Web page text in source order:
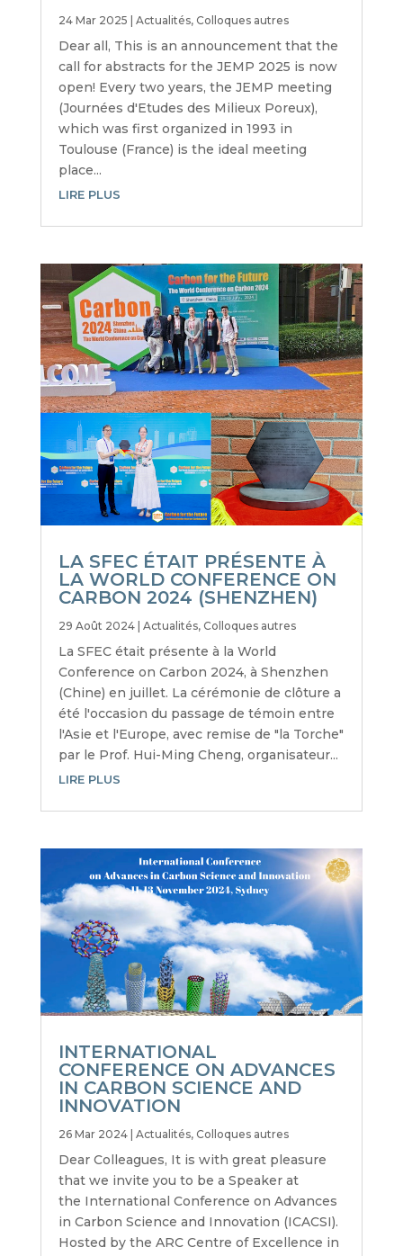
24 Mar 2025 Actualités, Colloques autres
Dear all, This is an announcement that the
call for abstracts for the JEMP 2025 is now
open! Every two years, the JEMP meeting
(Journées d'Etudes des Milieux Poreux),
which was first organized in 1993 in
Toulouse (France) is the ideal meeting
place...
LIRE PLUS
LA SFEC ÉTAIT PRÉSENTE À
LA WORLD CONFERENCE ON
CARBON 2024 (SHENZHEN)
29 Août 2024| Actualités, Colloques autres
La SFEC était présente à la World
Conference on Carbon 2024, à Shenzhen
(Chine) en juillet. La cérémonie de clôture a
été l'occasion du passage de témoin entre
l'Asie et l'Europe, avec remise de "la Torche"
par le Prof. Hui-Ming Cheng, organisateur...
LIRE PLUS
INTERNATIONAL
CONFERENCE ON ADVANCES
IN CARBON SCIENCE AND
INNOVATION
26 Mar 2024| Actualités, Colloques autres
Dear Colleagues, It is with great pleasure
that we invite you to be a Speaker at
the International Conference on Advances
in Carbon Science and Innovation (ICACSI).
Hosted by the ARC Centre of Excellence in